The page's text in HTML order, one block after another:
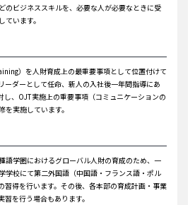
のビジネススキルを、必要な人が必要なときに受
います。
）を人財育成上の最重要事項として位置付けて
ーダーとして任命、新人の入社後一年間指導にあ
し、OJT実施上の重要事項（コミュニケーションの
実施しています。
語学圏におけるグローバル人財の育成のため、一
学校にて第二外国語（中国語・フランス語・ポル
習得を行います。その後、各本部の育成計画・事業
を行う場合もあります。